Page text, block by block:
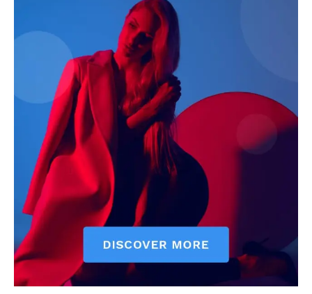
AIN NEWS 1
Contact Us
About Us
Privacy Policy
Terms of Use Agreement
Facebook
X WhatsApp
Share